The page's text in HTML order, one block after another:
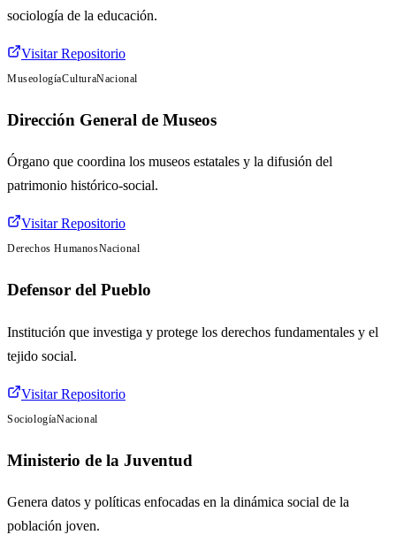
sociología de la educación.
Visitar Repositorio
MuseologíaCulturaNacional
Dirección General de Museos
Órgano que coordina los museos estatales y la difusión del
patrimonio histórico-social.
Visitar Repositorio
Derechos HumanosNacional
Defensor del Pueblo
Institución que investiga y protege los derechos fundamentales y el
tejido social.
Visitar Repositorio
SociologíaNacional
Ministerio de la Juventud
Genera datos y políticas enfocadas en la dinámica social de la
población joven.